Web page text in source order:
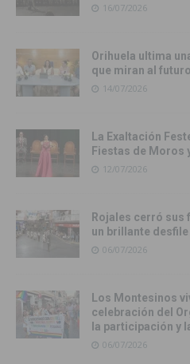
16/07/2026
Orihuela ultima
que miran al futuro
14/07/2026
La Exaltación
Fiestas de Moros
12/07/2026
Rojales cerró sus
un brillante
06/07/2026
Los Montesinos
celebración del
la participación y
06/07/2026